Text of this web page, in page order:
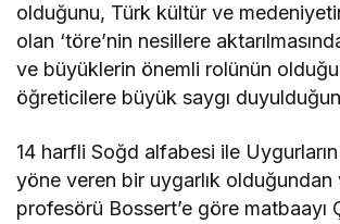
olduğunu, Türk kültür ve
olan ‘töre’nin nesillere
ve büyüklerin önemli rolünün
öğreticilere büyük saygı
14 harfli Soğd alfabesi ile
yöne veren bir uygarlık olduğundan
profesörü Bossert’e göre matbaayı